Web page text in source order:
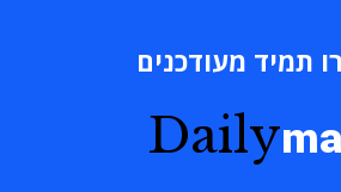
תמיד מעודכנים
Daily